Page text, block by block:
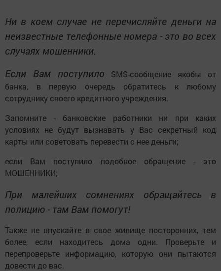
Ни в коем случае не перечисляйте деньги на
неизвестные телефонные номера - это во всех
случаях мошенники.
Если Вам поступило SMS-сообщение якобы от
банка, в первую очередь обратитесь к любому
сотруднику своего кредитного учреждения.
Запомните - банковские работники ни при каких
условиях не будут вызнавать у Вас секретный код
карты или советовать перевести с нее деньги;
если Вам поступило подобное обращение - это
МОШЕННИКИ;
При малейших сомнениях обращайтесь в
полицию - там Вам помогут!
Также не впускайте в свое жилище посторонних, тем
более, если находитесь дома одни. Проверьте и
перепроверьте информацию, которую они пытаются
довести до вас.